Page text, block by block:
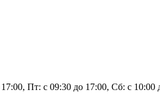
Пт: с 09:30 до 17:00, Сб: с